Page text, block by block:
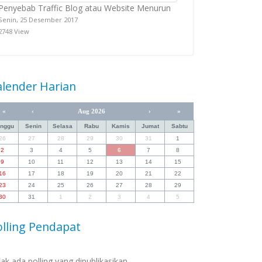
Traffic Blog atau Website Menurun
25 Desember 2017
View
Harian
« ‹ Aug 2026 › »
Senin Selasa Rabu Kamis Jumat
Sabtu
26
27 28 29 30 31
1
2
3 4 5 6 7
8
9
10 11 12 13 14
15
16
17 18 19 20 21
22
24 25 26 27 28
29
31 1 2 3 4 5
Pendapat